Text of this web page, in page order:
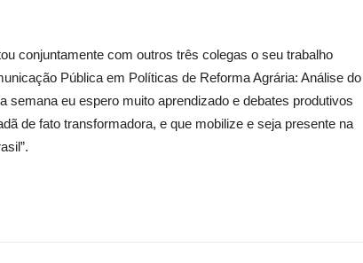
conjuntamente com outros três colegas o seu trabalho
Pública em Políticas de Reforma Agrária: Análise do
semana eu espero muito aprendizado e debates produtivos
de fato transformadora, e que mobilize e seja presente na